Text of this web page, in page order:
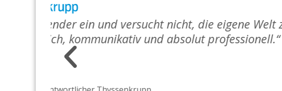
„Es ist uns wichtig, unsere
konzentrieren: die Herstellung von
dabei äußerst angenehm – auf